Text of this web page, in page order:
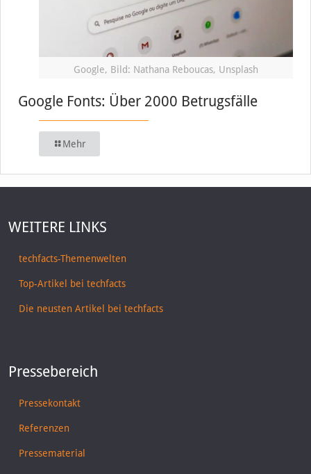
Google, Bild: Nathana Reboucas, Unsplash
Google Fonts: Über 2000 Betrugsfälle
Mehr
WEITERE LINKS
techfacts-Themenwelten
Top-Artikel bei techfacts
Die neusten Artikel bei techfacts
Pressebereich
Pressekontakt
Referenzen
Pressematerial